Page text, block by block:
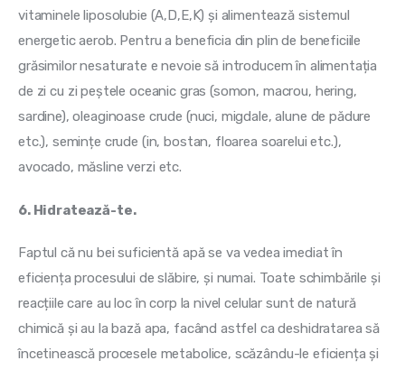
vitaminele liposolubie (A,D,E,K) și alimentează sistemul
energetic aerob. Pentru a beneficia din plin de beneficiile
grăsimilor nesaturate e nevoie să introducem în alimentația
de zi cu zi peștele oceanic gras (somon, macrou, hering,
sardine), oleaginoase crude (nuci, migdale, alune de pădure
etc.), semințe crude (in, bostan, floarea soarelui etc.),
avocado, măsline verzi etc.
6. Hidratează-te.
Faptul că nu bei suficientă apă se va vedea imediat în
eficiența procesului de slăbire, și numai. Toate schimbările și
reacțiile care au loc în corp la nivel celular sunt de natură
chimică și au la bază apa, facând astfel ca deshidratarea să
încetinească procesele metabolice, scăzându-le eficiența și